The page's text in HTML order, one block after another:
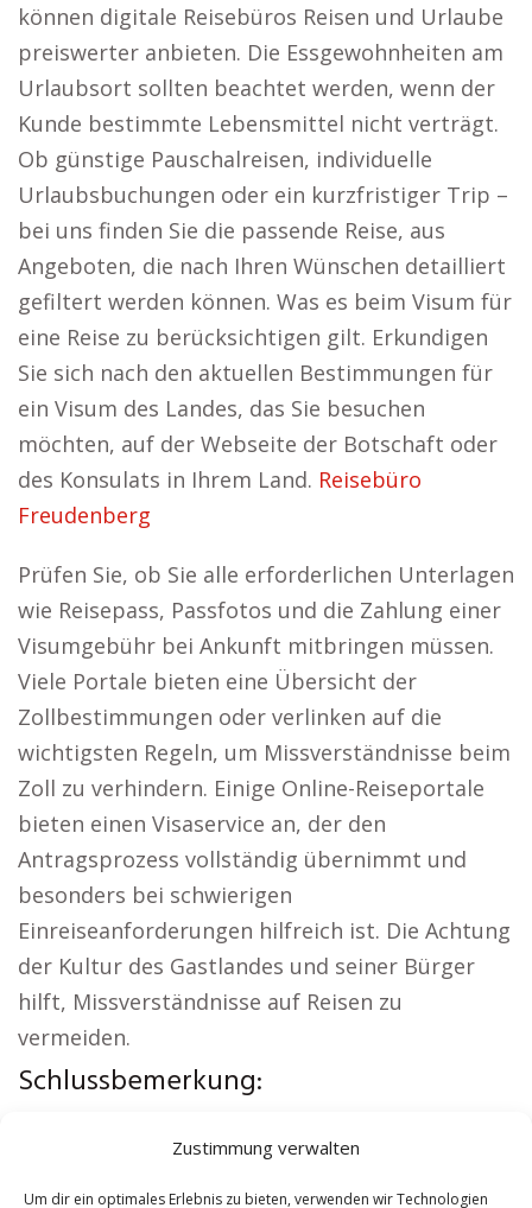
Zustimmung verwalten
Um dir ein optimales Erlebnis zu bieten, verwenden wir Technologien
können digitale Reisebüros Reisen und Urlaube
preiswerter anbieten. Die Essgewohnheiten am
Urlaubsort sollten beachtet werden, wenn der
Kunde bestimmte Lebensmittel nicht verträgt.
Ob günstige Pauschalreisen, individuelle
Urlaubsbuchungen oder ein kurzfristiger Trip –
bei uns finden Sie die passende Reise, aus
Angeboten, die nach Ihren Wünschen detailliert
gefiltert werden können. Was es beim Visum für
eine Reise zu berücksichtigen gilt. Erkundigen
Sie sich nach den aktuellen Bestimmungen für
ein Visum des Landes, das Sie besuchen
möchten, auf der Webseite der Botschaft oder
des Konsulats in Ihrem Land. Reisebüro
Freudenberg
Prüfen Sie, ob Sie alle erforderlichen Unterlagen
wie Reisepass, Passfotos und die Zahlung einer
Visumgebühr bei Ankunft mitbringen müssen.
Viele Portale bieten eine Übersicht der
Zollbestimmungen oder verlinken auf die
wichtigsten Regeln, um Missverständnisse beim
Zoll zu verhindern. Einige Online-Reiseportale
bieten einen Visaservice an, der den
Antragsprozess vollständig übernimmt und
besonders bei schwierigen
Einreiseanforderungen hilfreich ist. Die Achtung
der Kultur des Gastlandes und seiner Bürger
hilft, Missverständnisse auf Reisen zu
vermeiden.
Schlussbemerkung:
Kirche Freistadt|Autovermietung
Freistadt|Versicherung Freistadt|Hauskauf